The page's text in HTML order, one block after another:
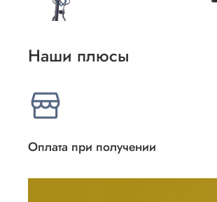
Наши плюсы
Оплата при получении